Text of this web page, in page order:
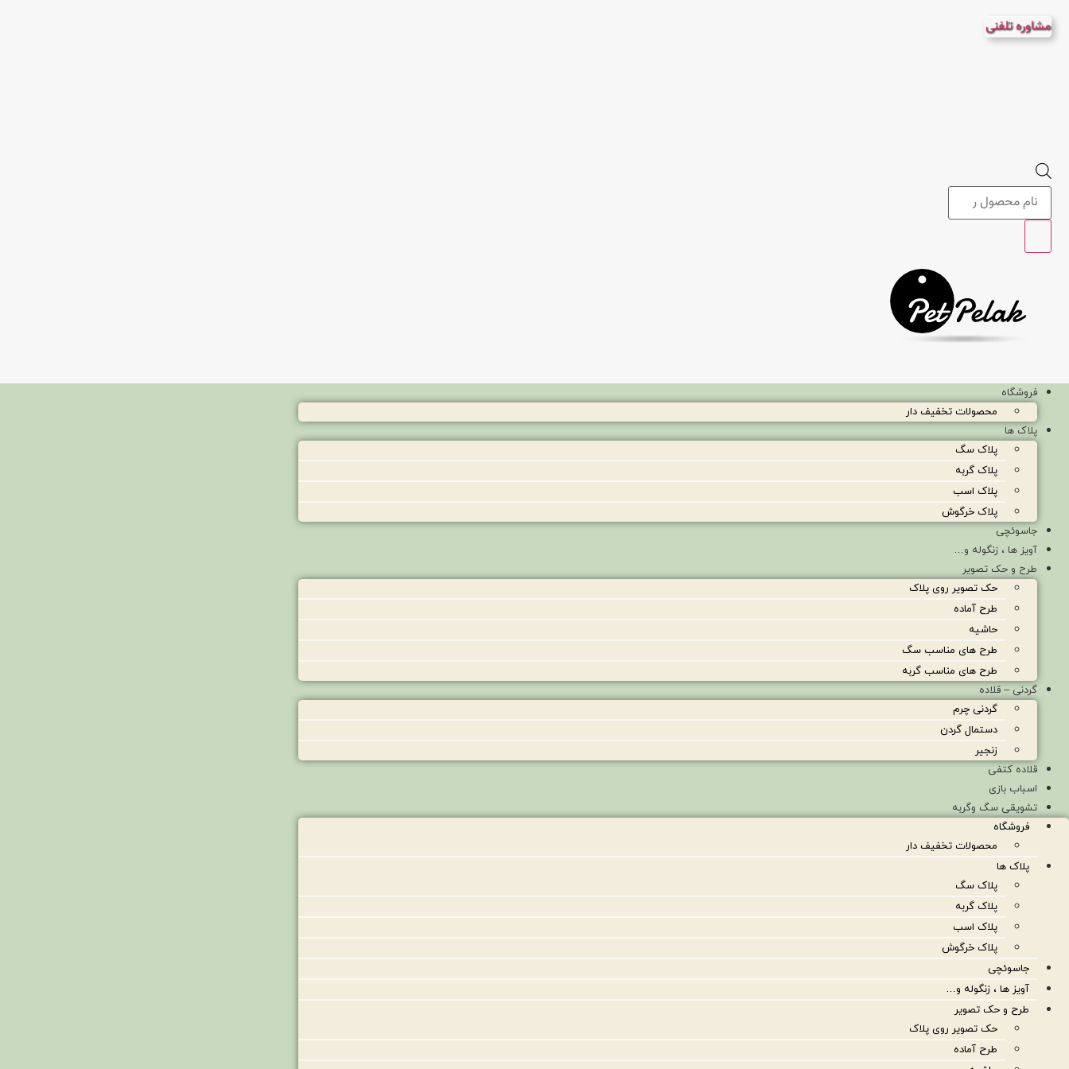
محتوا
مشاوره تلفنی
Products
search
فروشگاه
محصولات تخفیف دار
پلاک ها
پلاک سگ
پلاک گربه
پلاک اسب
پلاک خرگوش
جاسوئچی
آویز ها ، زنگوله و…
طرح و حک تصویر
حک تصویر روی پلاک
طرح آماده
حاشیه
طرح های مناسب سگ
طرح های مناسب گربه
گردنی – قلاده
گردنی چرم
دستمال گردن
زنجیر
قلاده کتفی
اسباب بازی
تشویقی سگ وگربه
فروشگاه
محصولات تخفیف دار
پلاک ها
پلاک سگ
پلاک گربه
پلاک اسب
پلاک خرگوش
جاسوئچی
آویز ها ، زنگوله و…
طرح و حک تصویر
حک تصویر روی پلاک
طرح آماده